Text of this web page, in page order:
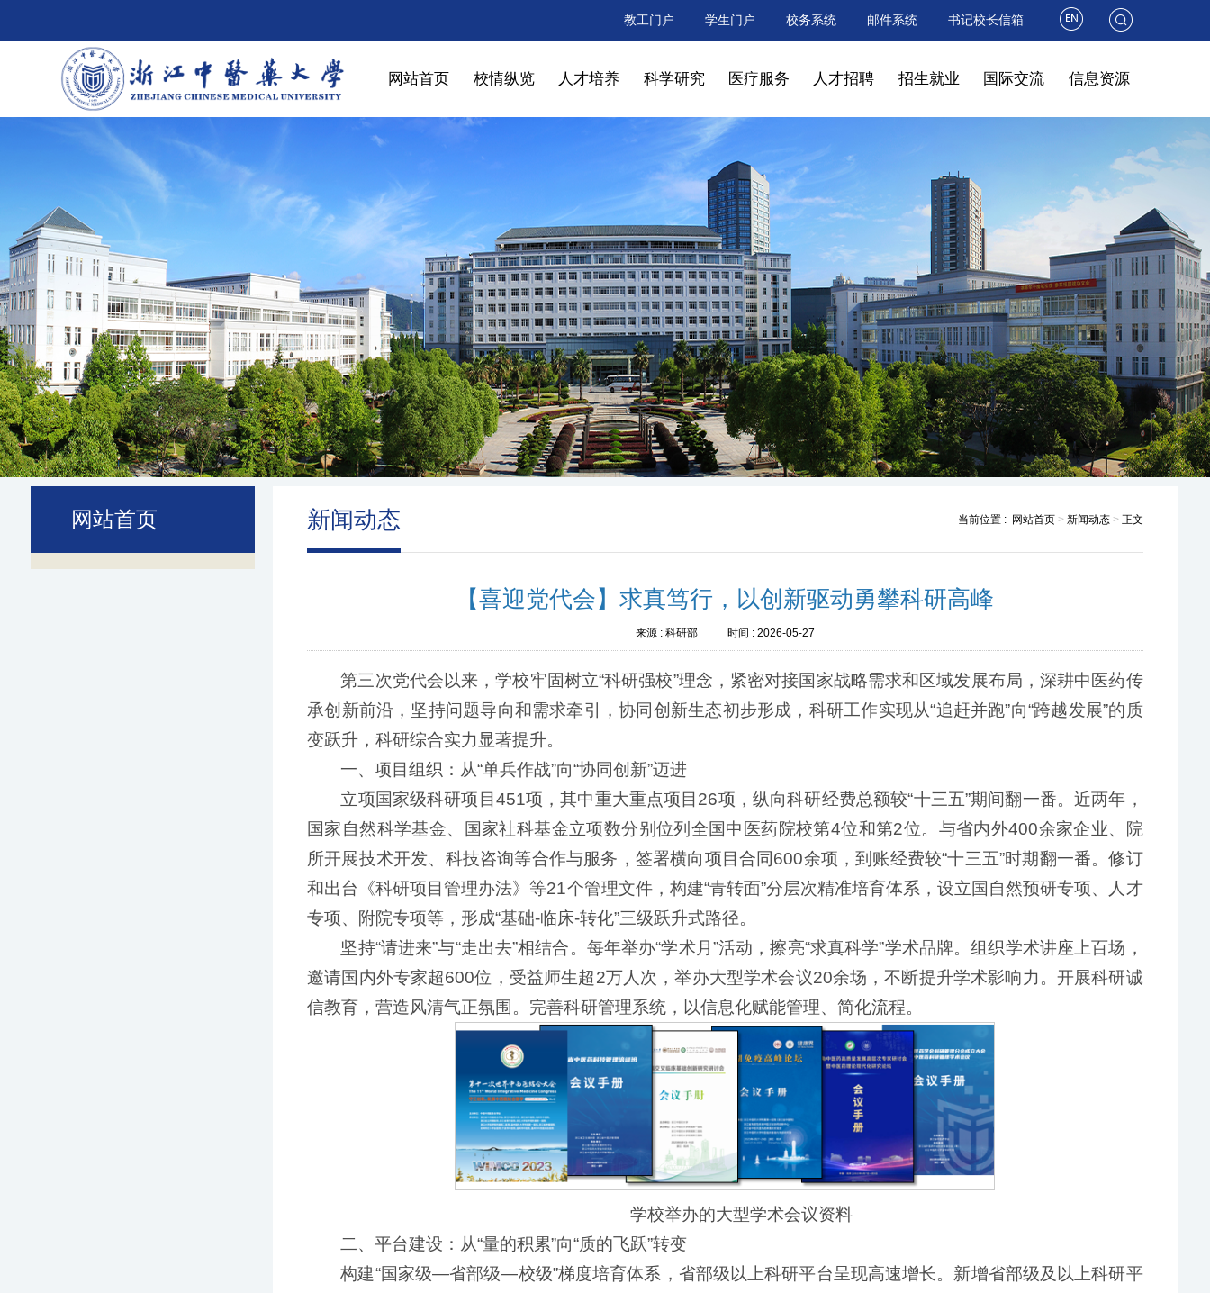
教工门户 学生门户 校务系统 邮件系统 书记校长信箱
网站首页 校情纵览 人才培养 科学研究 医疗服务 人才招聘 招生就业 国际交流 信息资源
网站首页 新闻动态 当前位置 : 网站首页> 新闻动态> 正文
【喜迎党代会】求真笃行，以创新驱动勇攀科研高峰
来源 : 科研部 时间 : 2026-05-27
第三次党代会以来，学校牢固树立“科研强校”理念，紧密对接国家战略需求和区域发展布局，深耕中医药传
承创新前沿，坚持问题导向和需求牵引，协同创新生态初步形成，科研工作实现从“追赶并跑”向“跨越发展”的质
变跃升，科研综合实力显著提升。
一、项目组织：从“单兵作战”向“协同创新”迈进
立项国家级科研项目451项，其中重大重点项目26项，纵向科研经费总额较“十三五”期间翻一番。近两年，
国家自然科学基金、国家社科基金立项数分别位列全国中医药院校第4位和第2位。与省内外400余家企业、院
所开展技术开发、科技咨询等合作与服务，签署横向项目合同600余项，到账经费较“十三五”时期翻一番。修订
和出台《科研项目管理办法》等21个管理文件，构建“青转面”分层次精准培育体系，设立国自然预研专项、人才
专项、附院专项等，形成“基础-临床-转化”三级跃升式路径。
坚持“请进来”与“走出去”相结合。每年举办“学术月”活动，擦亮“求真科学”学术品牌。组织学术讲座上百场，
邀请国内外专家超600位，受益师生超2万人次，举办大型学术会议20余场，不断提升学术影响力。开展科研诚
信教育，营造风清气正氛围。完善科研管理系统，以信息化赋能管理、简化流程。
学校举办的大型学术会议资料
二、平台建设：从“量的积累”向“质的飞跃”转变
构建“国家级—省部级—校级”梯度培育体系，省部级以上科研平台呈现高速增长。新增省部级及以上科研平